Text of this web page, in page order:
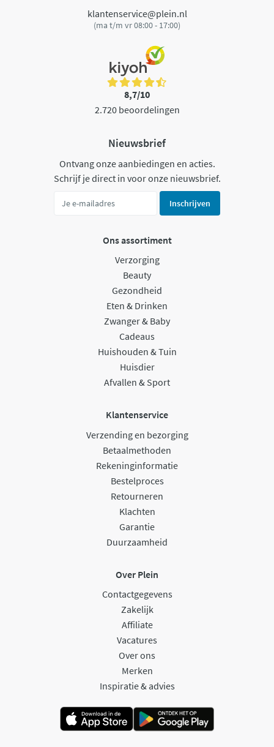
klantenservice@plein.nl
(ma t/m vr 08:00 - 17:00)
8,7/10
2.720 beoordelingen
Nieuwsbrief
Ontvang onze aanbiedingen en acties.
Schrijf je direct in voor onze nieuwsbrief.
Inschrijven
Ons assortiment
Verzorging
Beauty
Gezondheid
Eten & Drinken
Zwanger & Baby
Cadeaus
Huishouden & Tuin
Huisdier
Afvallen & Sport
Klantenservice
Verzending en bezorging
Betaalmethoden
Rekeninginformatie
Bestelproces
Retourneren
Klachten
Garantie
Duurzaamheid
Over Plein
Contactgegevens
Zakelijk
Affiliate
Vacatures
Over ons
Merken
Inspiratie & advies